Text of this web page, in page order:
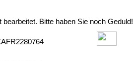
Bitte haben Sie noch Geduld!